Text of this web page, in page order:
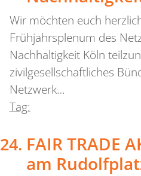
Wir möchten euch
Frühjahrsplenum des
Nachhaltigkeit Köln
zivilgesellschaftliches
Netzwerk…
Tag:
FAIR TRADE
am